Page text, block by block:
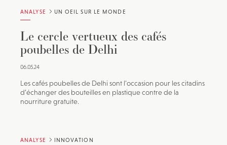
ANALYSE UN OEIL SUR LE MONDE
Le cercle vertueux des cafés
poubelles de Delhi
06.05.24
Les cafés poubelles de Delhi sont l’occasion pour les citadins
d’échanger des bouteilles en plastique contre de la
nourriture gratuite.
ANALYSE INNOVATION